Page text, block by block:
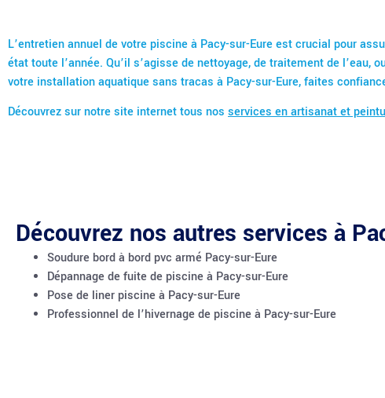
L’entretien annuel de votre piscine à Pacy-sur-Eure est crucial pour
état toute l’année. Qu’il s’agisse de nettoyage, de traitement de
votre installation aquatique sans tracas à Pacy-sur-Eure, faites
Découvrez sur notre site internet tous nos services en artisanat et
Découvrez nos autres services à
Soudure bord à bord pvc armé Pacy-sur-Eure
Dépannage de fuite de piscine à Pacy-sur-Eure
Pose de liner piscine à Pacy-sur-Eure
Professionnel de l’hivernage de piscine à Pacy-sur-Eure